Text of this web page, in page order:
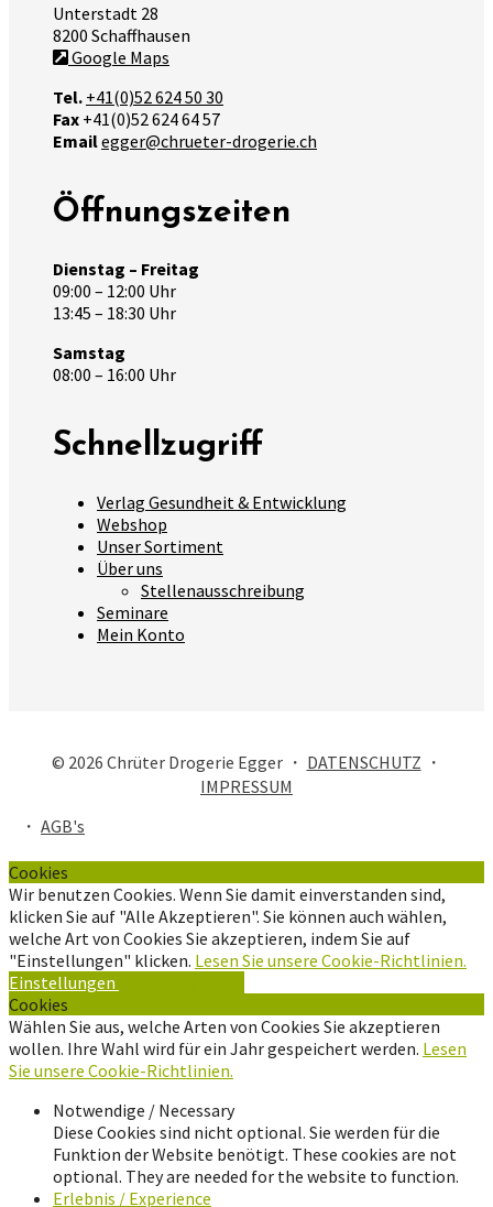
Unterstadt 28
8200 Schaffhausen
Google Maps
Tel. +41(0)52 624 50 30
Fax +41(0)52 624 64 57
Emailegger@chrueter-drogerie.ch
Öffnungszeiten
Dienstag – Freitag
09:00 – 12:00 Uhr
13:45 – 18:30 Uhr
Samstag
08:00 – 16:00 Uhr
Schnellzugriff
Verlag Gesundheit & Entwicklung
Webshop
Unser Sortiment
Über uns
Stellenausschreibung
Seminare
Mein Konto
© 2026 Chrüter Drogerie Egger ・ DATENSCHUTZ ・
IMPRESSUM
・ AGB's
Cookies
Wir benutzen Cookies. Wenn Sie damit einverstanden sind,
klicken Sie auf "Alle Akzeptieren". Sie können auch wählen,
welche Art von Cookies Sie akzeptieren, indem Sie auf
"Einstellungen" klicken. Lesen Sie unsere Cookie-Richtlinien.
Einstellungen
Cookies
Wählen Sie aus, welche Arten von Cookies Sie akzeptieren
wollen. Ihre Wahl wird für ein Jahr gespeichert werden. Lesen
Sie unsere Cookie-Richtlinien.
Notwendige / Necessary
Diese Cookies sind nicht optional. Sie werden für die
Funktion der Website benötigt. These cookies are not
optional. They are needed for the website to function.
Erlebnis / Experience